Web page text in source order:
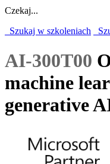
Czekaj...
Szukaj w szkoleniach
AI-300T00
machine
generative